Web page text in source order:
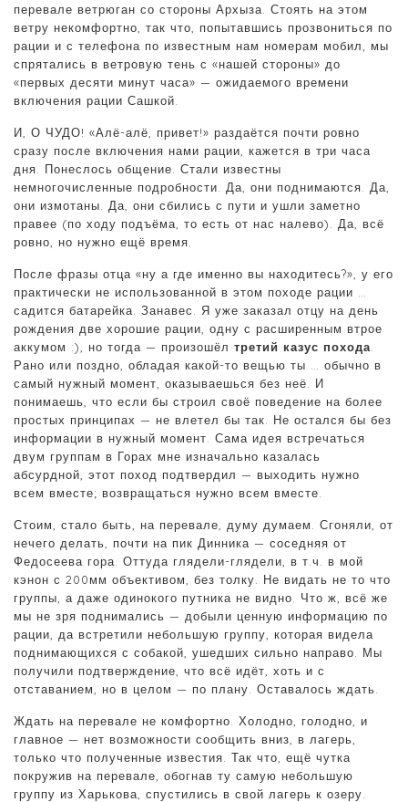
перевале ветрюган со стороны Архыза. Стоять на этом
ветру некомфортно, так что, попытавшись прозвониться по
рации и с телефона по известным нам номерам мобил, мы
спрятались в ветровую тень с «нашей стороны» до
«первых десяти минут часа» — ожидаемого времени
включения рации Сашкой.
И, О ЧУДО! «Алё-алё, привет!» раздаётся почти ровно
сразу после включения нами рации, кажется в три часа
дня. Понеслось общение. Стали известны
немногочисленные подробности. Да, они поднимаются. Да,
они измотаны. Да, они сбились с пути и ушли заметно
правее (по ходу подъёма, то есть от нас налево). Да, всё
ровно, но нужно ещё время.
После фразы отца «ну а где именно вы находитесь?», у его
практически не использованной в этом походе рации …
садится батарейка. Занавес. Я уже заказал отцу на день
рождения две хорошие рации, одну с расширенным втрое
аккумом :), но тогда — произошёл третий казус похода
Рано или поздно, обладая какой-то вещью ты … обычно в
самый нужный момент, оказываешься без неё. И
понимаешь, что если бы строил своё поведение на более
простых принципах — не влетел бы так. Не остался бы без
информации в нужный момент. Сама идея встречаться
двум группам в Горах мне изначально казалась
абсурдной, этот поход подтвердил — выходить нужно
всем вместе; возвращаться нужно всем вместе.
Стоим, стало быть, на перевале, думу думаем. Сгоняли, от
нечего делать, почти на пик Динника — соседняя от
Федосеева гора. Оттуда глядели-глядели, в т.ч. в мой
кэнон с 200мм объективом, без толку. Не видать не то что
группы, а даже одинокого путника не видно. Что ж, всё же
мы не зря поднимались — добыли ценную информацию по
рации, да встретили небольшую группу, которая видела
поднимающихся с собакой, ушедших сильно направо. Мы
получили подтверждение, что всё идёт, хоть и с
отставанием, но в целом — по плану. Оставалось ждать.
Ждать на перевале не комфортно. Холодно, голодно, и
главное — нет возможности сообщить вниз, в лагерь,
только что полученные известия. Так что, ещё чутка
покружив на перевале, обогнав ту самую небольшую
группу из Харькова, спустились в свой лагерь к озеру.